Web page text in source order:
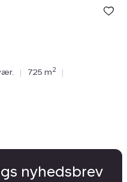
| 725 m2 |
nyhedsbrev